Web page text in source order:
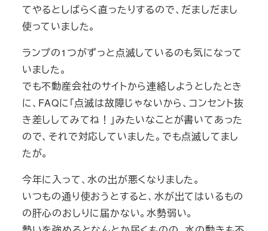
てやるとしばらく直ったりするので、だましだまし
使っていました。
ランプの1つがずっと点滅しているのも気になって
いました。
でも不動産会社のサイトから連絡しようとしたとき
に、FAQに「点滅は故障じゃないから、コンセント抜
き差ししてみてね！」みたいなことが書いてあった
ので、それで対応していました。でも点滅してまし
たが。
今年に入って、水の出が悪くなりました。
いつもの通り使おうとすると、水が出てはいるもの
の肝心のおしりに届かない。水勢弱い。